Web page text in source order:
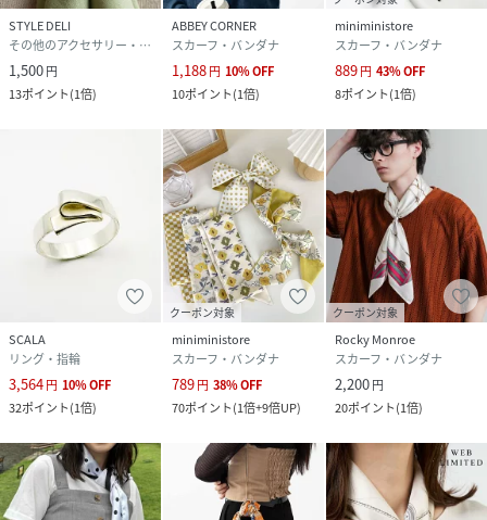
STYLE DELI
その他のアクセサリー・腕時計
1,500円
13ポイント(1倍)
ABBEY CORNER
スカーフ・バンダナ
1,188円 10%OFF
10ポイント(1倍)
miniministore
スカーフ・バンダナ
889円 43%OFF
8ポイント(1倍)
SCALA
リング・指輪
3,564円 10%OFF
32ポイント(1倍)
クーポン対象
miniministore
スカーフ・バンダナ
789円 38%OFF
70ポイント(1倍+9倍UP)
クーポン対象
Rocky Monroe
スカーフ・バンダナ
2,200円
20ポイント(1倍)